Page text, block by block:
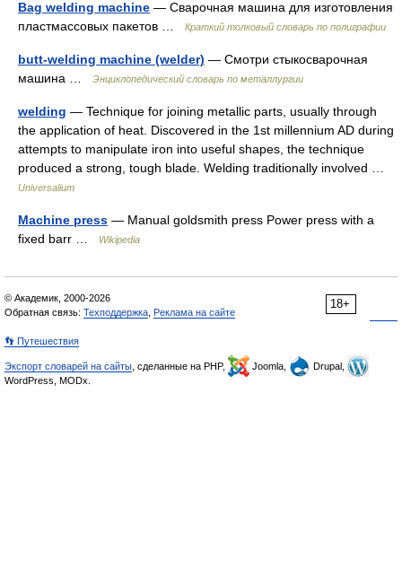
Bag welding machine — Сварочная машина для изготовления
пластмассовых пакетов …
Краткий толковый словарь по полиграфии
butt-welding machine (welder) — Смотри стыкосварочная
машина …
Энциклопедический словарь по металлургии
welding — Technique for joining metallic parts, usually through
the application of heat. Discovered in the 1st millennium AD during
attempts to manipulate iron into useful shapes, the technique
produced a strong, tough blade. Welding traditionally involved …
Universalium
Machine press — Manual goldsmith press Power press with a
fixed barr …
Wikipedia
18+
© Академик, 2000-2026
Обратная связь: Техподдержка Реклама на сайте
👣 Путешествия
Экспорт словарей на сайты , сделанные на PHP, Joomla,
Drupal,
WordPress, MODx.